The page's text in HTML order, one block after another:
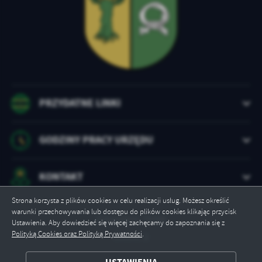
Strona korzysta z plików cookies w celu realizacji usług. Możesz określić
warunki przechowywania lub dostępu do plików cookies klikając przycisk
Ustawienia. Aby dowiedzieć się więcej zachęcamy do zapoznania się z
Polityką Cookies oraz Polityką Prywatności.
treści w postaci wiadomości, ofert, komunikatów mediów
PRZYDATNE LINKI
GODZINY PRACY URZĘDU
KONTAKT
Odwiedzin: 78398
Online: 2